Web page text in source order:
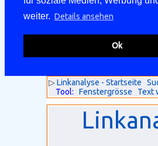
weiter. Details ansehen
Ok
▷Linkanalyse - Startseite
Tool:
Fenstergrösse Text